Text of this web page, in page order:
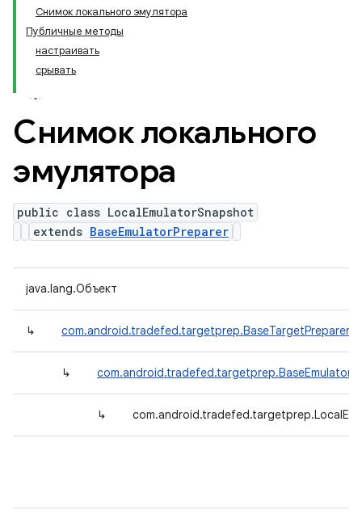
Снимок локального эмулятора
Публичные методы
настраивать
срывать
Снимок локального
эмулятора
public class LocalEmulatorSnapshot
extends BaseEmulatorPreparer
java.lang.Объект
↳ com.android.tradefed.targetprep.BaseTargetPreparer
↳
↳